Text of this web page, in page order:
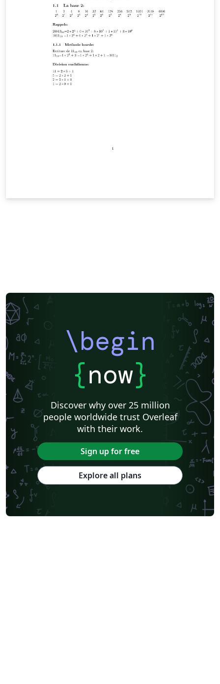
\begin
{now}
Discover why over 25 million
people worldwide trust Overleaf
with their work.
Sign up for free
Explore all plans